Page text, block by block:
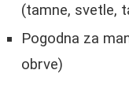
(tamne, svetle,
Pogodna za
obrve)